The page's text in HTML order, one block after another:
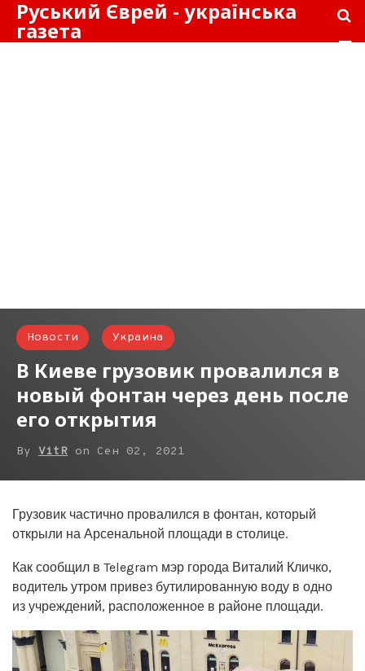
Руський Єврей - українська
газета
Новости Украина
В Киеве грузовик провалился в
новый фонтан через день после
его открытия
By VitR on Сен 02, 2021
Грузовик частично провалился в фонтан, который
открыли на Арсенальной площади в столице.
Как сообщил в Telegram мэр города Виталий Кличко,
водитель утром привез бутилированную воду в одно
из учреждений, расположенное в районе площади.